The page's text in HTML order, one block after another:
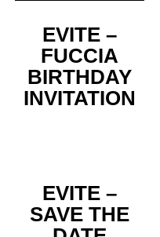
EVITE –
FUCCIA
BIRTHDAY
INVITATION
EVITE –
SAVE THE